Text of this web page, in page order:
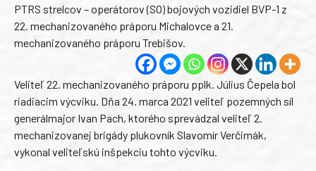
PTRS strelcov – operátorov (SO) bojových vozidiel BVP-1 z
22. mechanizovaného práporu Michalovce a 21.
mechanizovaného práporu Trebišov.
Veliteľ 22. mechanizovaného práporu pplk. Július Čepela bol
riadiacim výcviku. Dňa 24. marca 2021 veliteľ pozemných síl
generálmajor Ivan Pach, ktorého sprevádzal veliteľ 2.
mechanizovanej brigády plukovník Slavomír Verčimák,
vykonal veliteľskú inšpekciu tohto výcviku.